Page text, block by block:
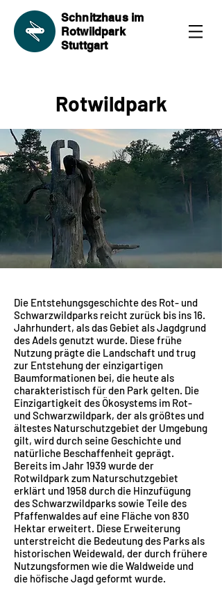
Schnitzhaus im
Rotwildpark
Stuttgart
Rotwildpark
Die Entstehungsgeschichte des Rot- und
Schwarzwildparks reicht zurück bis ins 16.
Jahrhundert, als das Gebiet als Jagdgrund
des Adels genutzt wurde. Diese frühe
Nutzung prägte die Landschaft und trug
zur Entstehung der einzigartigen
Baumformationen bei, die heute als
charakteristisch für den Park gelten. Die
Einzigartigkeit des Ökosystems im Rot-
und Schwarzwildpark, der als größtes und
ältestes Naturschutzgebiet der Umgebung
gilt, wird durch seine Geschichte und
natürliche Beschaffenheit geprägt.
Bereits im Jahr 1939 wurde der
Rotwildpark zum Naturschutzgebiet
erklärt und 1958 durch die Hinzufügung
des Schwarzwildparks sowie Teile des
Pfaffenwaldes auf eine Fläche von 830
Hektar erweitert. Diese Erweiterung
unterstreicht die Bedeutung des Parks als
historischen Weidewald, der durch frühere
Nutzungsformen wie die Waldweide und
die höfische Jagd geformt wurde.